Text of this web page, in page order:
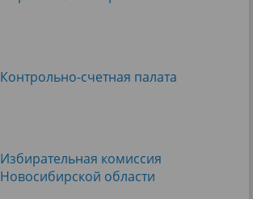
Контрольно-счетная палата
Избирательная комиссия
Новосибирской области